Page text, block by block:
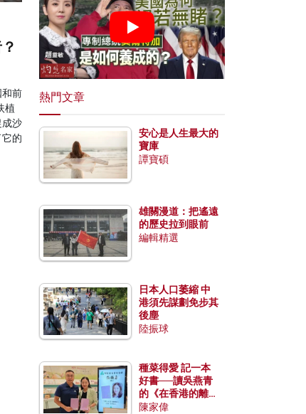
前
植
沙
的
熱門文章
安心是人生最大的
寶庫
譚寶碩
雄關漫道：把遙遠
的歷史拉到眼前
編輯精選
日本人口萎縮 中
港須先謀劃免步其
後塵
陸振球
種菜得愛 記一本
好書──讀吳燕青
的《在香港的離島
種菜》
陳家偉